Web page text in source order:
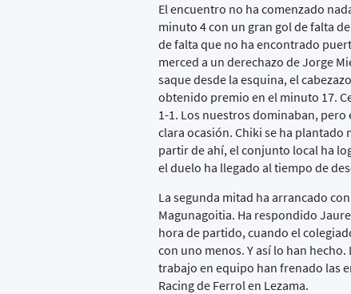
El encuentro no ha comenzado
minuto 4 con un gran gol de falta
de falta que no ha encontrado
merced a un derechazo de Jorge
saque desde la esquina, el
obtenido premio en el minuto 17.
1-1. Los nuestros dominaban,
clara ocasión. Chiki se ha plantado
partir de ahí, el conjunto local ha
el duelo ha llegado al tiempo de
La segunda mitad ha arrancado
Magunagoitia. Ha respondido
hora de partido, cuando el
con uno menos. Y así lo han
trabajo en equipo han frenado las
Racing de Ferrol en Lezama.